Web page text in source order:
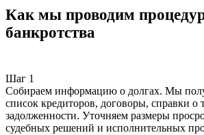
Как мы проводим
банкротства
Шаг 1
Собираем информацию о долгах. Мы
список кредиторов, договоры, справки о
задолженности. Уточняем размеры
судебных решений и исполнительных